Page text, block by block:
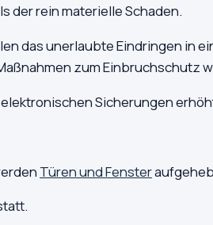
der rein materielle Schaden.
das unerlaubte Eindringen in
zum Einbruchschutz
Sicherungen
Türen und Fenster